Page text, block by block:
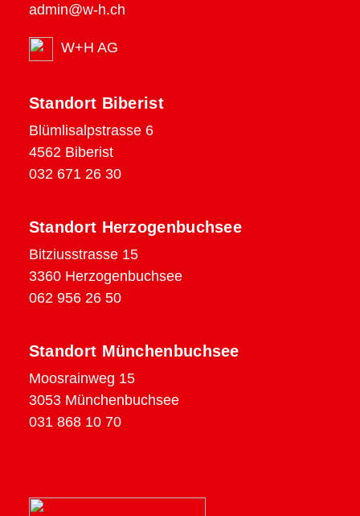
admin@w-h.ch
W+H AG
Standort Biberist
Blümlisalpstrasse 6
4562 Biberist
032 671 26 30
Standort Herzogenbuchsee
Bitziusstrasse 15
3360 Herzogenbuchsee
062 956 26 50
Standort Münchenbuchsee
Moosrainweg 15
3053 Münchenbuchsee
031 868 10 70